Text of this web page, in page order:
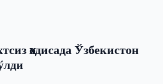
ҳодисада Ўзбекистон